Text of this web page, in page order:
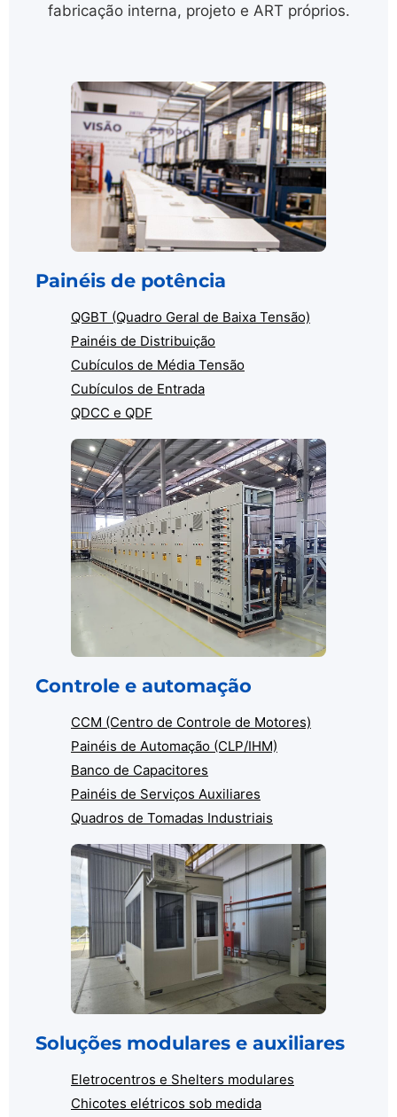
fabricação interna, projeto e ART próprios.
Painéis de potência
QGBT (Quadro Geral de Baixa Tensão)
Painéis de Distribuição
Cubículos de Média Tensão
Cubículos de Entrada
QDCC e QDF
Controle e automação
CCM (Centro de Controle de Motores)
Painéis de Automação (CLP/IHM)
Banco de Capacitores
Painéis de Serviços Auxiliares
Quadros de Tomadas Industriais
Soluções modulares e auxiliares
Eletrocentros e Shelters modulares
Chicotes elétricos sob medida